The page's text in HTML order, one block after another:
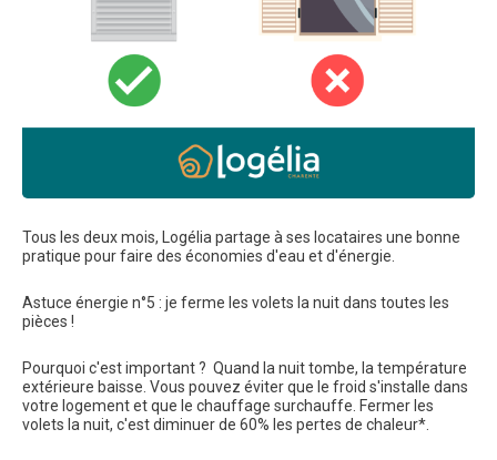
Tous les deux mois, Logélia partage à ses locataires une bonne
pratique pour faire des économies d'eau et d'énergie.
Astuce énergie n°5 : je ferme les volets la nuit dans toutes les
pièces !
Pourquoi c'est important ? Quand la nuit tombe, la température
extérieure baisse. Vous pouvez éviter que le froid s'installe dans
votre logement et que le chauffage surchauffe. Fermer les
volets la nuit, c'est diminuer de 60% les pertes de chaleur*.